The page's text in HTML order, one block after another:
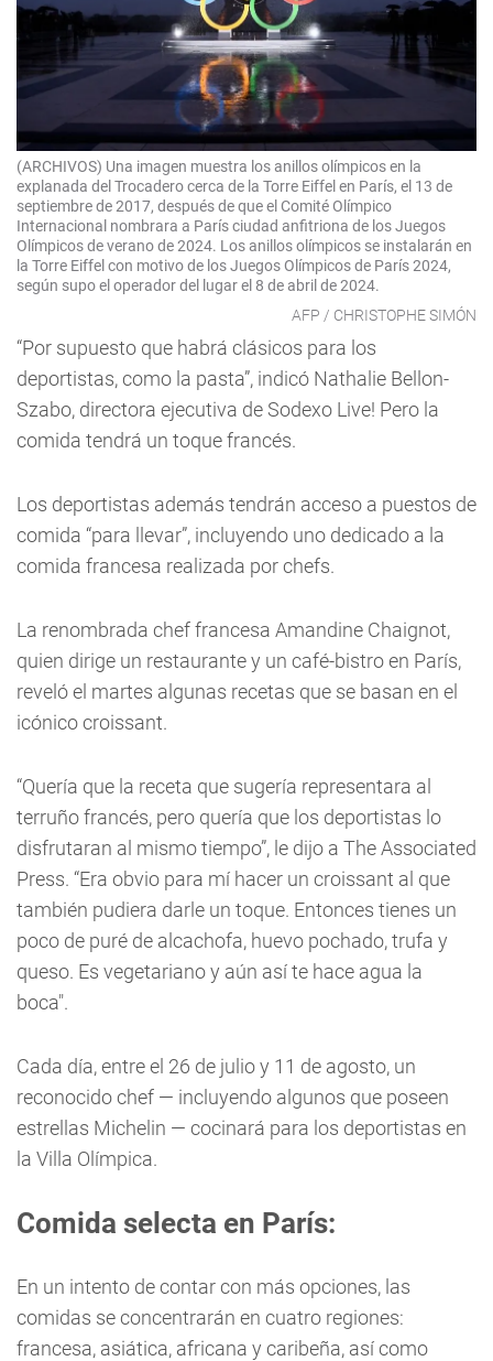
(ARCHIVOS) Una imagen muestra los anillos olímpicos en la
explanada del Trocadero cerca de la Torre Eiffel en París, el 13 de
septiembre de 2017, después de que el Comité Olímpico
Internacional nombrara a París ciudad anfitriona de los Juegos
Olímpicos de verano de 2024. Los anillos olímpicos se instalarán en
la Torre Eiffel con motivo de los Juegos Olímpicos de París 2024,
según supo el operador del lugar el 8 de abril de 2024.
AFP / CHRISTOPHE SIMÓN
“Por supuesto que habrá clásicos para los
deportistas, como la pasta”, indicó Nathalie Bellon-
Szabo, directora ejecutiva de Sodexo Live! Pero la
comida tendrá un toque francés.
Los deportistas además tendrán acceso a puestos de
comida “para llevar”, incluyendo uno dedicado a la
comida francesa realizada por chefs.
La renombrada chef francesa Amandine Chaignot,
quien dirige un restaurante y un café-bistro en París,
reveló el martes algunas recetas que se basan en el
icónico croissant.
“Quería que la receta que sugería representara al
terruño francés, pero quería que los deportistas lo
disfrutaran al mismo tiempo”, le dijo a The Associated
Press. “Era obvio para mí hacer un croissant al que
también pudiera darle un toque. Entonces tienes un
poco de puré de alcachofa, huevo pochado, trufa y
queso. Es vegetariano y aún así te hace agua la
boca".
Cada día, entre el 26 de julio y 11 de agosto, un
reconocido chef — incluyendo algunos que poseen
estrellas Michelin — cocinará para los deportistas en
la Villa Olímpica.
Comida selecta en París:
En un intento de contar con más opciones, las
comidas se concentrarán en cuatro regiones:
francesa, asiática, africana y caribeña, así como